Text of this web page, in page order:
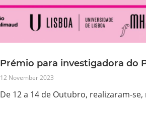
Prémio para investigadora do
12 November 2023
De 12 a 14 de Outubro, realizaram-